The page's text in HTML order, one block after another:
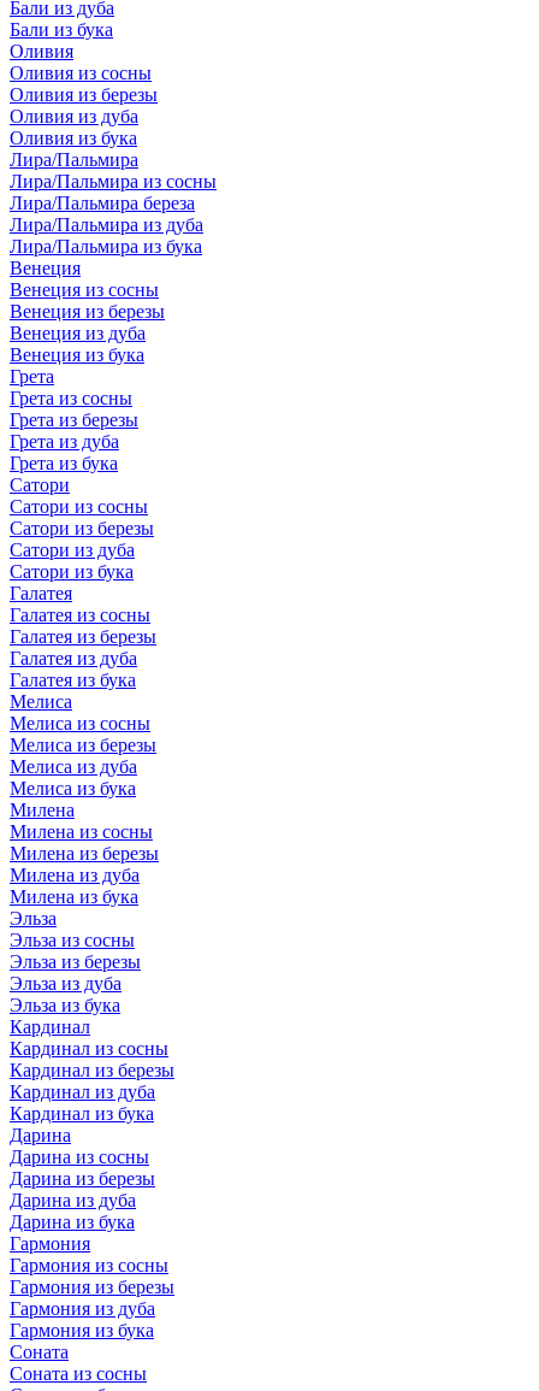
Бали из дуба
Бали из бука
Оливия
Оливия из сосны
Оливия из березы
Оливия из дуба
Оливия из бука
Лира/Пальмира
Лира/Пальмира из сосны
Лира/Пальмира береза
Лира/Пальмира из дуба
Лира/Пальмира из бука
Венеция
Венеция из сосны
Венеция из березы
Венеция из дуба
Венеция из бука
Грета
Грета из сосны
Грета из березы
Грета из дуба
Грета из бука
Сатори
Сатори из сосны
Сатори из березы
Сатори из дуба
Сатори из бука
Галатея
Галатея из сосны
Галатея из березы
Галатея из дуба
Галатея из бука
Мелиса
Мелиса из сосны
Мелиса из березы
Мелиса из дуба
Мелиса из бука
Милена
Милена из сосны
Милена из березы
Милена из дуба
Милена из бука
Эльза
Эльза из сосны
Эльза из березы
Эльза из дуба
Эльза из бука
Кардинал
Кардинал из сосны
Кардинал из березы
Кардинал из дуба
Кардинал из бука
Дарина
Дарина из сосны
Дарина из березы
Дарина из дуба
Дарина из бука
Гармония
Гармония из сосны
Гармония из березы
Гармония из дуба
Гармония из бука
Соната
Соната из сосны